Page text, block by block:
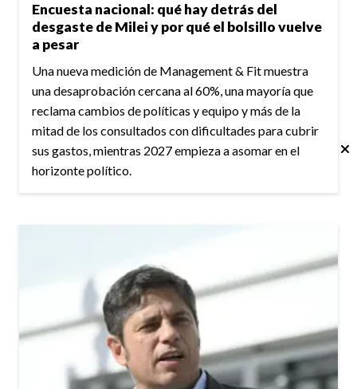
Encuesta nacional: qué hay detrás del
desgaste de Milei y por qué el bolsillo vuelve
a pesar
Una nueva medición de Management & Fit muestra
una desaprobación cercana al 60%, una mayoría que
reclama cambios de políticas y equipo y más de la
mitad de los consultados con dificultades para cubrir
sus gastos, mientras 2027 empieza a asomar en el
horizonte político.